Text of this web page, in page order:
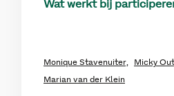
Wat werkt bij
Monique Stavenuiter, Micky
Marian van der Klein